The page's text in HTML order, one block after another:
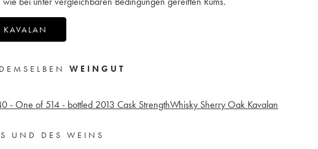
KAVALAN
WEINGUT
- One of 514 - bottled 2013 Cask StrengthWhisky Sherry Oak Kavalan
UND DES WEINS